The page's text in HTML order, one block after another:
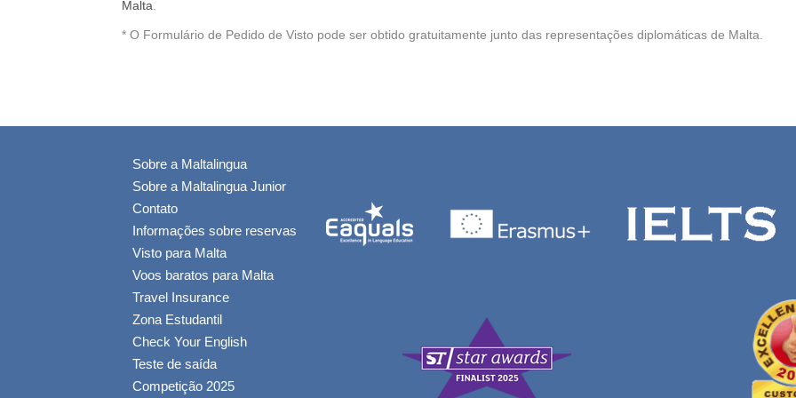
Malta
* O Formulário de Pedido de Visto pode ser obtido gratuitamente junto das representações diplomáticas de Malta.
Sobre a Maltalingua
Sobre a Maltalingua Junior
Contato
Informações sobre reservas
Visto para Malta
Voos baratos para Malta
Travel Insurance
Zona Estudantil
Check Your English
Teste de saída
Competição 2025